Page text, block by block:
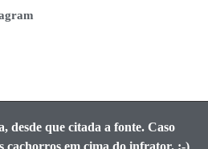
desde que citada a fonte. Caso